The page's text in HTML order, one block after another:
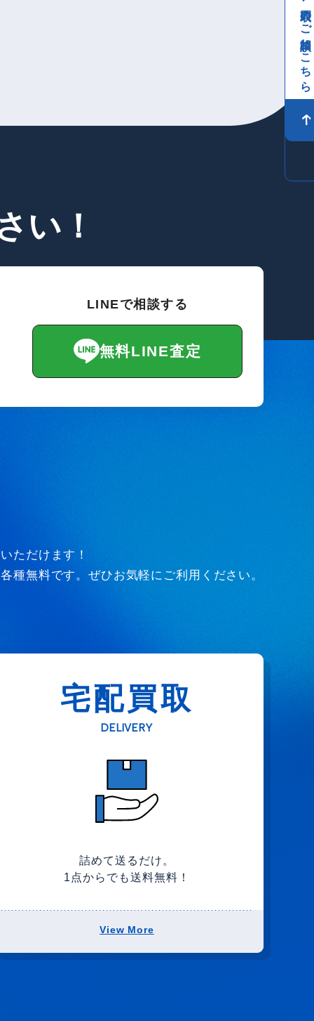
い！
LINEで相談する
無料LINE査定
ただけます！
種無料です。ぜひお気軽にご利用ください。
宅配買取
DELIVERY
詰めて送るだけ。
1点からでも送料無料！
View More
買取のご相談はこちら